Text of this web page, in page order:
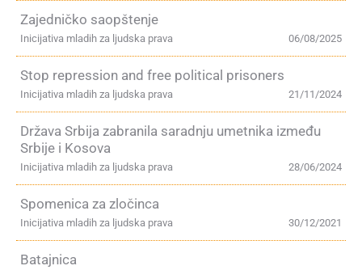
Zajedničko saopštenje
06/08/2025
Inicijativa mladih za ljudska prava
Stop repression and free political prisoners
21/11/2024
Inicijativa mladih za ljudska prava
Država Srbija zabranila saradnju umetnika između
Srbije i Kosova
28/06/2024
Inicijativa mladih za ljudska prava
Spomenica za zločinca
30/12/2021
Inicijativa mladih za ljudska prava
Batajnica